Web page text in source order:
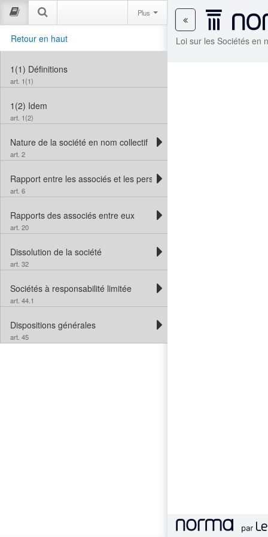
Loi sur les Sociétés en
Plus
Retour en haut
1(1) Définitions
art. 1(1)
1(2) Idem
art. 1(2)
Nature de la société en nom collectif
art. 2
Rapport entre les associés et les personnes qui traitent avec eux
art. 6
Rapports des associés entre eux
art. 20
Dissolution de la société
art. 32
Sociétés à responsabilité limitée
art. 44.1
Dispositions générales
art. 45